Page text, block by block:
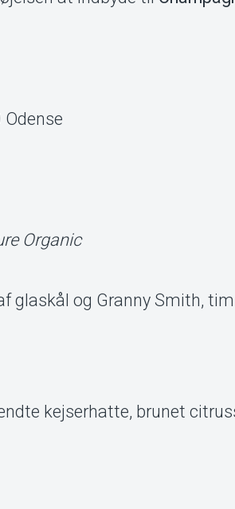
Organic
glaskål og Granny Smith,
kejserhatte, brunet